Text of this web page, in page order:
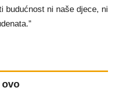
budućnost ni naše djece, ni
ovo